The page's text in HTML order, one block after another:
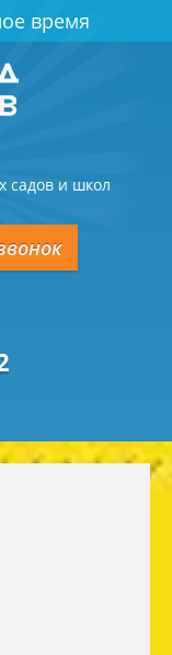
время
садов и школ